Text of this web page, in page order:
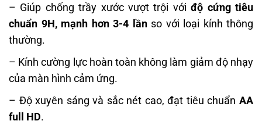
– Giúp chống trầy xước vượt trội vớiđộ cứng tiêu
chuẩn 9H, mạnh hơn 3-4 lầnso với loại kính thông
thường.
– Kính cường lực hoàn toàn không làm giảm độ nhạy
của màn hình cảm ứng.
– Độ xuyên sáng và sắc nét cao, đạt tiêu chuẩn AA
full HD.